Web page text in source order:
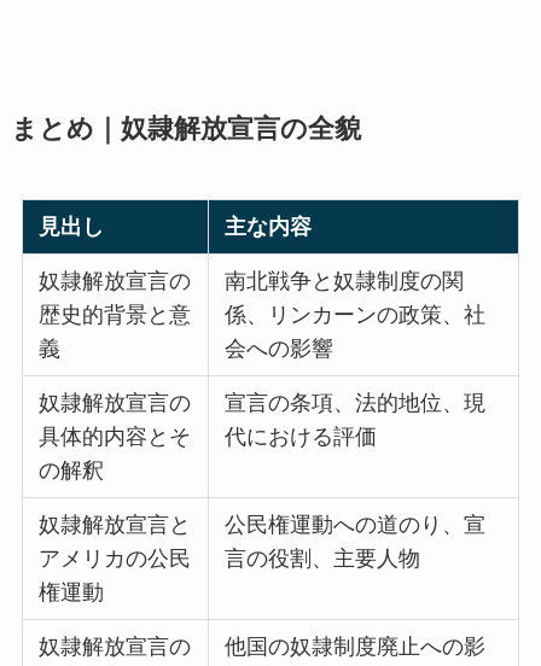
まとめ｜奴隷解放宣言の全貌
見出し 主な内容
奴隷解放宣言の
歴史的背景と意
義
南北戦争と奴隷制度の関
係、リンカーンの政策、社
会への影響
奴隷解放宣言の
具体的内容とそ
の解釈
宣言の条項、法的地位、現
代における評価
奴隷解放宣言と
アメリカの公民
権運動
公民権運動への道のり、宣
言の役割、主要人物
奴隷解放宣言の
他国の奴隷制度廃止への影